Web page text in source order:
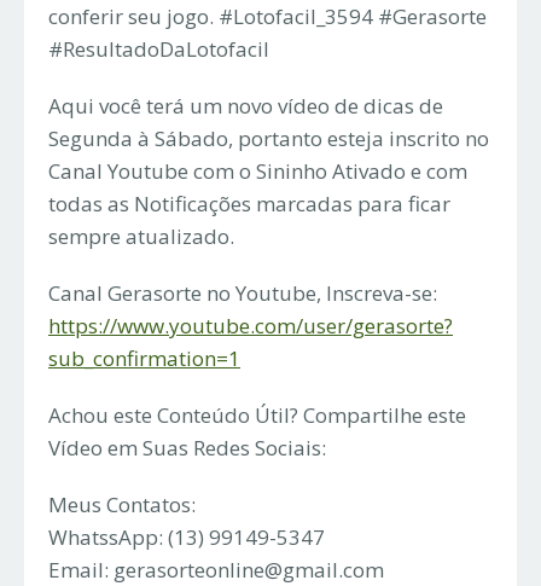
conferir seu jogo. #Lotofacil_3594 #Gerasorte
#ResultadoDaLotofacil
Aqui você terá um novo vídeo de dicas de
Segunda à Sábado, portanto esteja inscrito no
Canal Youtube com o Sininho Ativado e com
todas as Notificações marcadas para ficar
sempre atualizado.
Canal Gerasorte no Youtube, Inscreva-se:
https://www.youtube.com/user/gerasorte?
sub_confirmation=1
Achou este Conteúdo Útil? Compartilhe este
Vídeo em Suas Redes Sociais:
Meus Contatos:
WhatssApp: (13) 99149-5347
Email: gerasorteonline@gmail.com